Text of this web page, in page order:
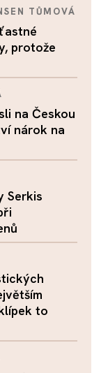
TŮMOVÁ
protože
na Českou
nárok na
Serkis
to